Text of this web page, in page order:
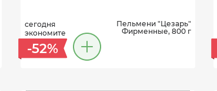
сегодня
экономите
-52%
Пельмени "Цезарь"
Фирменные, 800 г